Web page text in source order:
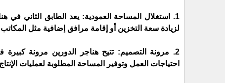
1. استغلال المساحة العمودية: يعد الطابق الثاني
لزيادة سعة التخزين أو إقامة مرافق إضافية مثل
2. مرونة التصميم: تتيح هناجر الدورين مرونة
احتياجات العمل وتوفير المساحة المطلوبة لعمليات